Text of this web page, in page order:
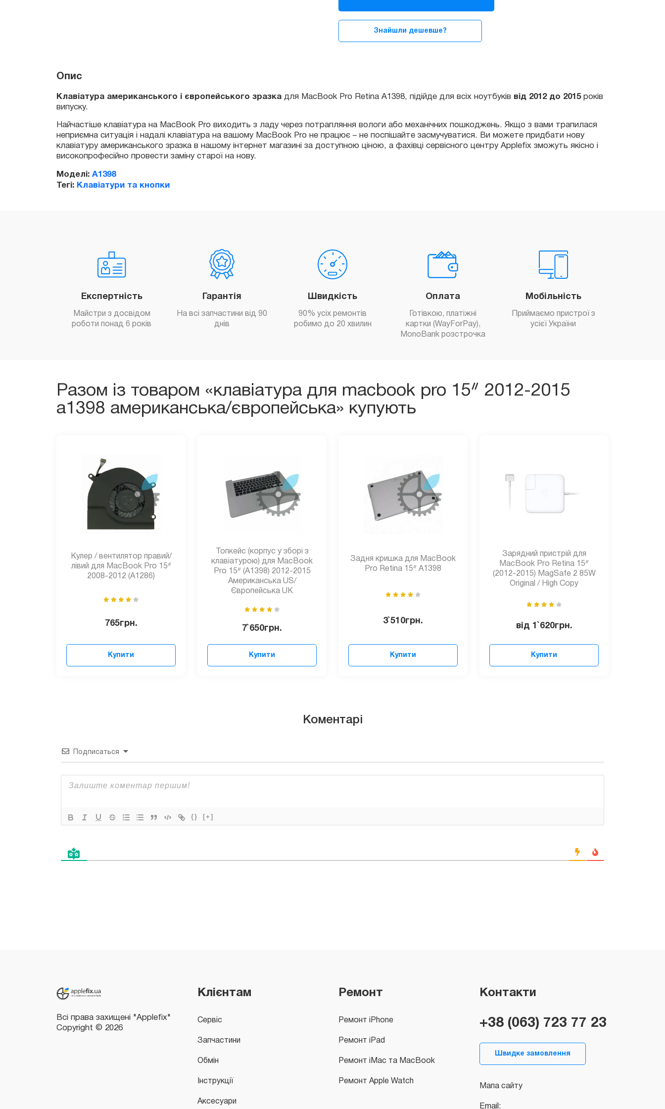
Pro
15ᐥ
Знайшли дешевше?
Опис
Клавіатура американського і європейського зразка
випуску.
Найчастіше клавіатура на MacBook Pro виходить з ладу через потрапляння вологи або механічних пошкоджень. Якщо з вами трапилася
неприємна ситуація і надалі клавіатура на вашому MacBook Pro не працює – не поспішайте засмучуватися. Ви можете придбати нову
високопрофесійно провести заміну старої на нову.
Моделі: A1398
Тегі: Клавіатури та кнопки
Експертність
Майстри з досвідом
роботи понад 6 років
Гарантія
На всі запчастини від 90
днів
Швидкість
90% усіх ремонтів
робимо до 20 хвилин
Оплата
Готівкою, платіжні
картки (WayForPay),
MonoBank розстрочка
Мобільність
Приймаємо пристрої з
усієї України
Разом із товаром «клавіатура для macbook pro 15ᐥ 2012-2015
a1398 американська/європейська» купують
Кулер / вентилятор правий/
лівий для MacBook Pro 15ᐥ
2008-2012 (А1286)
765грн.
Купити
Топкейс (корпус у зборі з
клавіатурою) для MacBook
Pro 15ᐥ (А1398) 2012-2015
Американська US/
Європейська UK
7`650грн.
Купити
Задня кришка для MacBook
Pro Retina 15ᐥ A1398
3`510грн.
Купити
Зарядний пристрій для
MacBook Pro Retina 15ᐥ
(2012-2015) MagSafe 2 85W
Original / High Copy
від 1`620грн.
Купити
Коментарі
Подписаться
{} [+]
Клієнтам
Сервіс
Запчастини
Обмін
Інструкції
Аксесуари
Ремонт
Ремонт iPhone
Ремонт iPad
Ремонт iMac та MacBook
Ремонт Apple Watch
Контакти
+38 (063) 723 77 23
Швидке замовлення
Мапа сайту
Email: